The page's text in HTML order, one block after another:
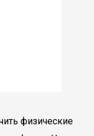
физические